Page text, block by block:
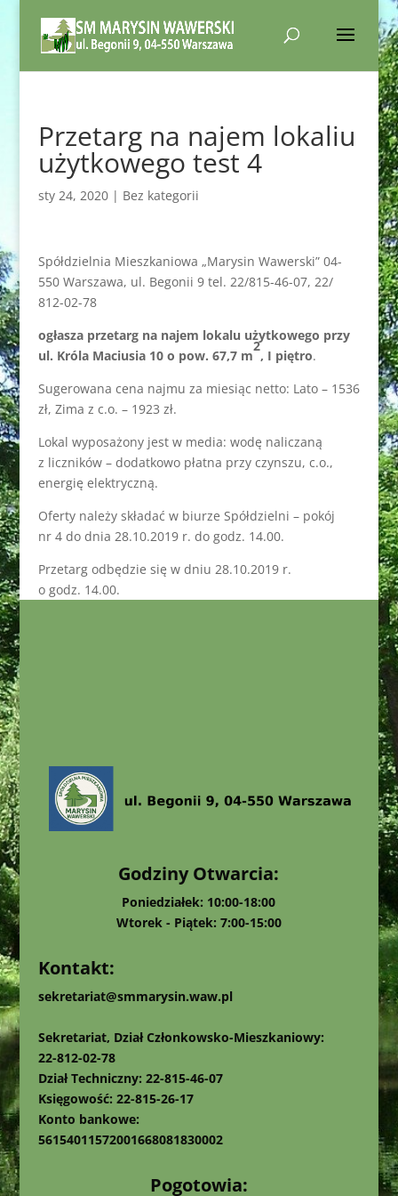
Przetarg na najem lokaliu
użytkowego test 4
sty 24, 2020| Bez kategorii
Spółdzielnia Mieszkaniowa „Marysin Wawerski” 04-
550 Warszawa, ul. Begonii 9 tel. 22/815-46-07, 22/
812-02-78
ogłasza przetarg na najem lokalu użytkowego przy
ul. Króla Maciusia 10 o pow. 67,7 m
2
, I piętro.
Sugerowana cena najmu za miesiąc netto: Lato – 1536
zł, Zima z c.o. – 1923 zł.
Lokal wyposażony jest w media: wodę naliczaną
z liczników – dodatkowo płatna przy czynszu, c.o.,
energię elektryczną.
Oferty należy składać w biurze Spółdzielni – pokój
nr 4 do dnia 28.10.2019 r. do godz. 14.00.
Przetarg odbędzie się w dniu 28.10.2019 r.
o godz. 14.00.
Godziny Otwarcia:
Poniedziałek: 10:00-18:00
Wtorek - Piątek: 7:00-15:00
Kontakt:
sekretariat@smmarysin.waw.pl
Sekretariat, Dział Członkowsko-Mieszkaniowy:
22-812-02-78
Dział Techniczny: 22-815-46-07
Księgowość: 22-815-26-17
Konto bankowe:
56154011572001668081830002
Pogotowia: